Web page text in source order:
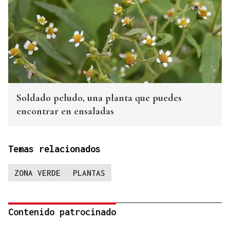
Soldado peludo, una planta que puedes
encontrar en ensaladas
Temas relacionados
ZONA VERDE PLANTAS
Contenido patrocinado